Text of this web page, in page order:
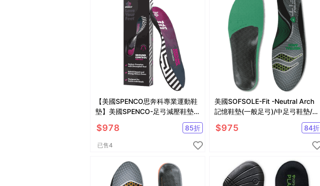
【美國SPENCO思奔科專業運動鞋
墊】美國SPENCO-足弓減壓鞋墊/
高足弓鞋墊/足弓支撐鞋墊/高足弓
鞋墊SP21784
$978 85折
已售4
美國SOFSOLE-Fit -Neutral Arch
記憶鞋墊(一般足弓)/中足弓鞋墊/足
$975 84折